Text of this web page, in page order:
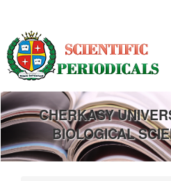
Main
Content
Sidebar
CHERKASY
BIOLOGICAL